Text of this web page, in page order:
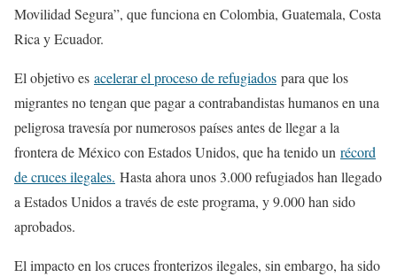
Movilidad Segura”, que funciona en Colombia, Guatemala, Costa
Rica y Ecuador.
El objetivo es acelerar el proceso de refugiados para que los
migrantes no tengan que pagar a contrabandistas humanos en una
peligrosa travesía por numerosos países antes de llegar a la
frontera de México con Estados Unidos, que ha tenido un récord
de cruces ilegales. Hasta ahora unos 3.000 refugiados han llegado
a Estados Unidos a través de este programa, y 9.000 han sido
aprobados.
El impacto en los cruces fronterizos ilegales, sin embargo, ha sido